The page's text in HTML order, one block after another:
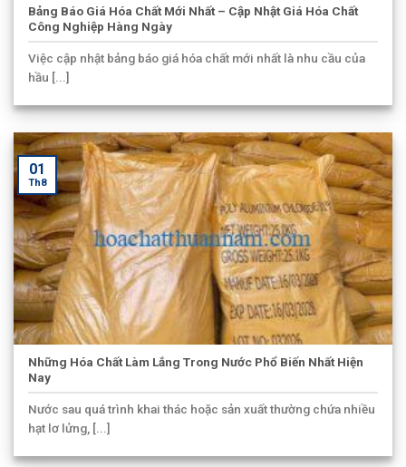
Bảng Báo Giá Hóa Chất Mới Nhất – Cập Nhật Giá Hóa Chất
Công Nghiệp Hàng Ngày
Việc cập nhật bảng báo giá hóa chất mới nhất là nhu cầu của
hầu [...]
Những Hóa Chất Làm Lắng Trong Nước Phổ Biến Nhất Hiện
Nay
Nước sau quá trình khai thác hoặc sản xuất thường chứa nhiều
hạt lơ lửng, [...]
01
Th8